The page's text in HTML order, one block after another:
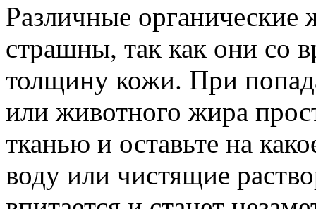
Различные
страшны, так как они со
толщину кожи. При
или животного жира
тканью и оставьте на
воду или чистящие